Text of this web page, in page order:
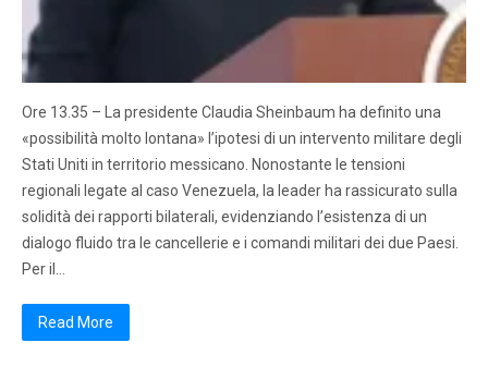
Ore 13.35 – La presidente Claudia Sheinbaum ha definito una
«possibilità molto lontana» l’ipotesi di un intervento militare degli
Stati Uniti in territorio messicano. Nonostante le tensioni
regionali legate al caso Venezuela, la leader ha rassicurato sulla
solidità dei rapporti bilaterali, evidenziando l’esistenza di un
dialogo fluido tra le cancellerie e i comandi militari dei due Paesi.
Per il…
Read More